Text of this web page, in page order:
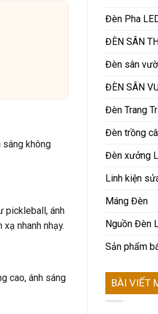
sáng không
pickleball, ánh
nhanh nhạy.
cao, ánh sáng
Đèn Pha
ĐÈN SÂN
Đèn sân
ĐÈN SÂN
Đèn Trang
Đèn trồng
Đèn xưởng
Linh kiện
Máng Đèn
Nguồn Đèn
Sản phẩm
BÀI VIẾT